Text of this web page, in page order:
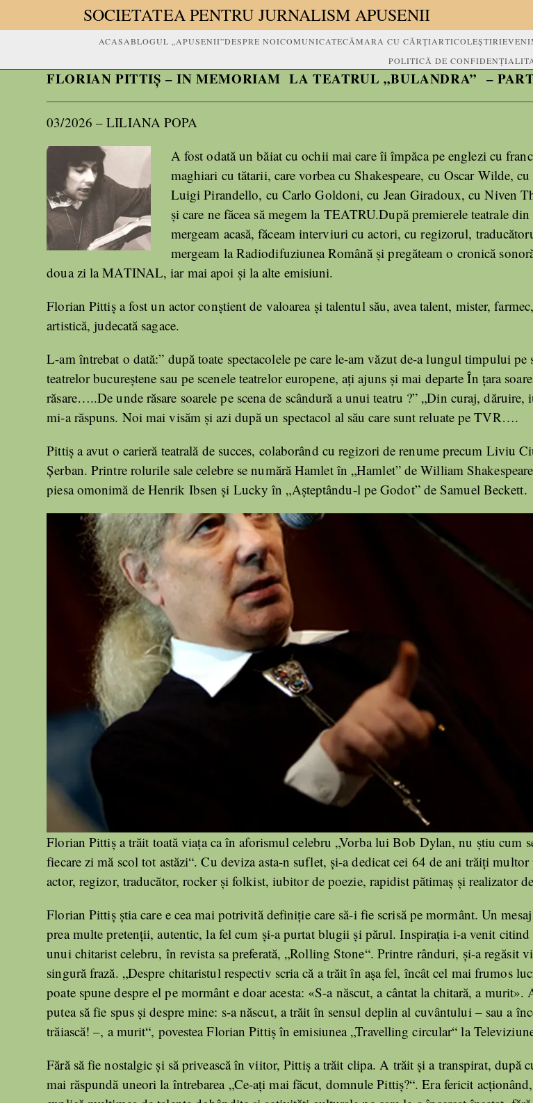
SOCIETATEA PENTRU JURNALISM APUSENII
ACASABLOGUL „APUSENII”DESPRE NOICOMUNICATECĂMARA CU CĂRȚIARTICOLEȘTIRI
POLITICĂ DE
FLORIAN PITTIȘ – IN MEMORIAM LA TEATRUL „BULANDRA” –
03/2026 – LILIANA POPA
A fost odată un băiat cu ochii mai care îi împăca pe englezi cu
maghiari cu tătarii, care vorbea cu Shakespeare, cu Oscar Wilde,
Luigi Pirandello, cu Carlo Goldoni, cu Jean Giradoux, cu Niven
și care ne făcea să megem la TEATRU.După premierele teatrale
mergeam acasă, făceam interviuri cu actori, cu regizorul,
mergeam la Radiodifuziunea Română și pregăteam o cronică
doua zi la MATINAL, iar mai apoi și la alte emisiuni.
Florian Pittiş a fost un actor conștient de valoarea și talentul său, avea talent, mister,
artistică, judecată sagace.
L-am întrebat o dată:” după toate spectacolele pe care le-am văzut de-a lungul timpului pe
teatrelor bucureștene sau pe scenele teatrelor europene, ați ajuns și mai departe În țara
răsare…..De unde răsare soarele pe scena de scândură a unui teatru ?” „Din curaj,
mi-a răspuns. Noi mai visăm și azi după un spectacol al său care sunt reluate pe TVR….
Pittiș a avut o carieră teatrală de succes, colaborând cu regizori de renume precum Liviu
Șerban. Printre rolurile sale celebre se numără Hamlet în „Hamlet” de William
piesa omonimă de Henrik Ibsen și Lucky în „Așteptându-l pe Godot” de Samuel Beckett.
Florian Pittiş a trăit toată viaţa ca în aforismul celebru „Vorba lui Bob Dylan, nu ştiu cum
fiecare zi mă scol tot astăzi“. Cu deviza asta-n suflet, şi-a dedicat cei 64 de ani trăiţi
actor, regizor, traducător, rocker şi folkist, iubitor de poezie, rapidist pătimaş şi realizator
Florian Pittiş ştia care e cea mai potrivită definiţie care să-i fie scrisă pe mormânt. Un
prea multe pretenţii, autentic, la fel cum şi-a purtat blugii şi părul. Inspirația i-a venit
unui chitarist celebru, în revista sa preferată, „Rolling Stone“. Printre rânduri, şi-a regăsit
singură frază. „Despre chitaristul respectiv scria că a trăit în aşa fel, încât cel mai frumos
poate spune despre el pe mormânt e doar acesta: «S-a născut, a cântat la chitară, a murit».
putea să fie spus şi despre mine: s-a născut, a trăit în sensul deplin al cuvântului – sau a
trăiască! –, a murit“, povestea Florian Pittiş în emisiunea „Travelling circular“ la
Fără să fie nostalgic şi să privească în viitor, Pittiş a trăit clipa. A trăit şi a transpirat, după
mai răspundă uneori la întrebarea „Ce-aţi mai făcut, domnule Pittiş?“. Era fericit